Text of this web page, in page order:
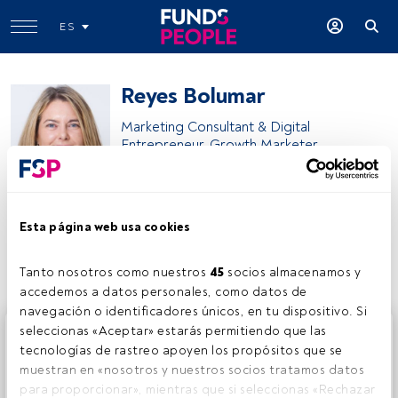
Esta página web usa cookies
Tanto nosotros como nuestros 45 socios almacenamos y
accedemos a datos personales, como datos de
navegación o identificadores únicos, en tu dispositivo. Si
seleccionas «Aceptar» estarás permitiendo que las
tecnologías de rastreo apoyen los propósitos que se
muestran en «nosotros y nuestros socios tratamos datos
para proporcionar», mientras que si seleccionas «Rechazar
ES
Reyes Bolumar
Marketing Consultant & Digital
Entrepreneur. Growth Marketer
Compartir:
Este es un artículo exclusivo para los usuarios registrados
de FundsPeople. Si ya estás registrado, accede desde el
botón Login. Si aún no tienes cuenta, te invitamos a
registrarte y disfrutar de todo el universo que ofrece